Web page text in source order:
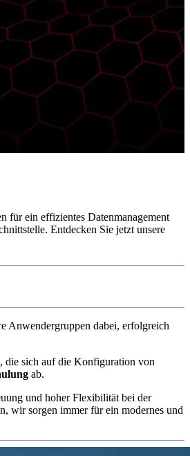
für ein effizientes Datenmanagement
Entdecken Sie jetzt unsere
Anwendergruppen dabei, erfolgreich
, die sich auf die Konfiguration von
ab.
und hoher Flexibilität bei der
wir sorgen immer für ein modernes und